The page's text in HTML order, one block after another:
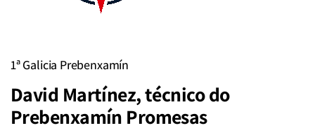
1ª Galicia Prebenxamín
David Martínez, técnico do
Prebenxamín Promesas